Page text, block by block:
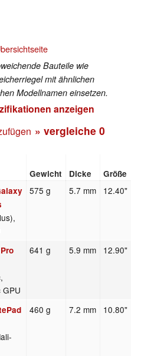
Bauteile wie
mit ähnlichen
Modellnamen einsetzen.
anzeigen
» vergleiche 0
Gewicht Dicke Größe
575 g 5.7 mm 12.40"
GPU
641 g 5.9 mm 12.90"
460 g 7.2 mm 10.80"